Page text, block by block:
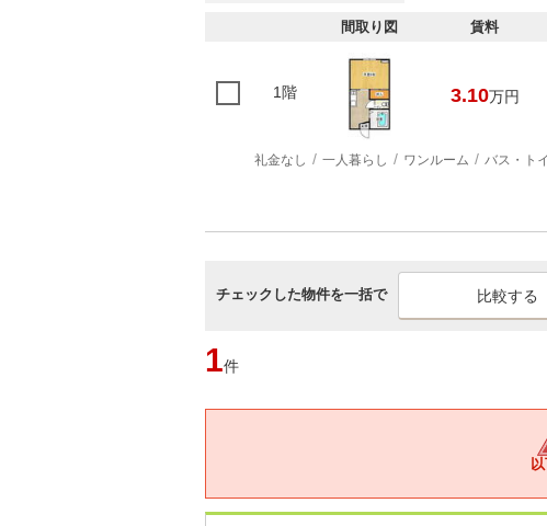
間取り図 賃料
1階 3.10万円
礼金なし 一人暮らし ワンルーム バス・ト
チェックした物件を一括で
1件